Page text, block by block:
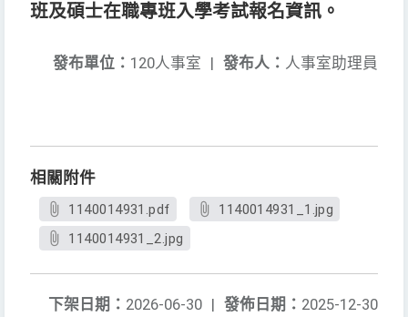
班及碩士在職專班入學考試報名資訊。
發布人： 人事室助理員
發布單位： 120人事室 |
相關附件
1140014931.pdf
1140014931_1.jpg
1140014931_2.jpg
發佈日期： 2025-12-30
下架日期： 2026-06-30 |